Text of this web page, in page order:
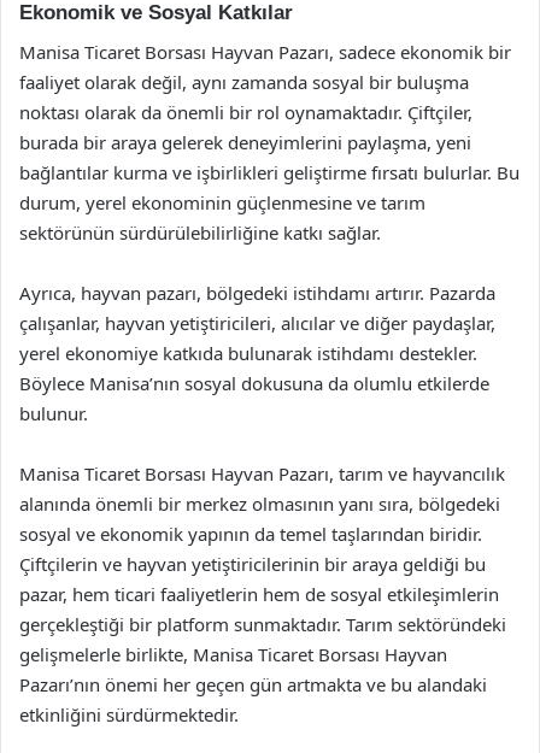
Ekonomik ve Sosyal Katkılar
Manisa Ticaret Borsası Hayvan Pazarı, sadece ekonomik bir
faaliyet olarak değil, aynı zamanda sosyal bir buluşma
noktası olarak da önemli bir rol oynamaktadır. Çiftçiler,
burada bir araya gelerek deneyimlerini paylaşma, yeni
bağlantılar kurma ve işbirlikleri geliştirme fırsatı bulurlar. Bu
durum, yerel ekonominin güçlenmesine ve tarım
sektörünün sürdürülebilirliğine katkı sağlar.
Ayrıca, hayvan pazarı, bölgedeki istihdamı artırır. Pazarda
çalışanlar, hayvan yetiştiricileri, alıcılar ve diğer paydaşlar,
yerel ekonomiye katkıda bulunarak istihdamı destekler.
Böylece Manisa’nın sosyal dokusuna da olumlu etkilerde
bulunur.
Manisa Ticaret Borsası Hayvan Pazarı, tarım ve hayvancılık
alanında önemli bir merkez olmasının yanı sıra, bölgedeki
sosyal ve ekonomik yapının da temel taşlarından biridir.
Çiftçilerin ve hayvan yetiştiricilerinin bir araya geldiği bu
pazar, hem ticari faaliyetlerin hem de sosyal etkileşimlerin
gerçekleştiği bir platform sunmaktadır. Tarım sektöründeki
gelişmelerle birlikte, Manisa Ticaret Borsası Hayvan
Pazarı’nın önemi her geçen gün artmakta ve bu alandaki
etkinliğini sürdürmektedir.